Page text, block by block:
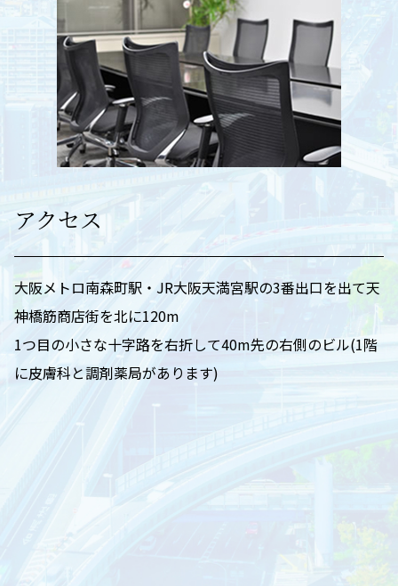
アクセス
大阪メトロ南森町駅・JR大阪天満宮駅の3番出口を出て天
神橋筋商店街を北に120m
1つ目の小さな十字路を右折して40m先の右側のビル(1階
に皮膚科と調剤薬局があります)